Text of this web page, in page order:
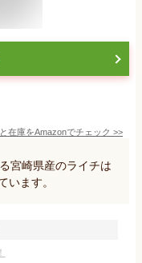
在庫をAmazonでチェック >>
宮崎県産のライチは
います。